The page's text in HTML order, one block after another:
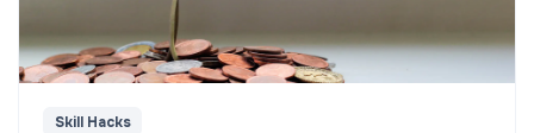
Skill Hacks